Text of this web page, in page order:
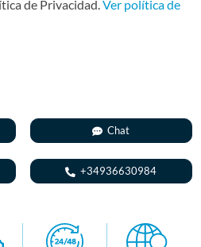
de Privacidad.Ver política de
Chat
+34936630984